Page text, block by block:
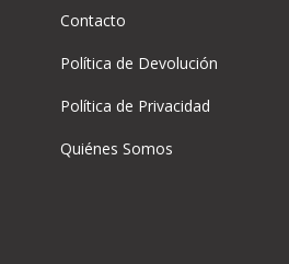
Contacto
Política de Devolución
Política de Privacidad
Quiénes Somos